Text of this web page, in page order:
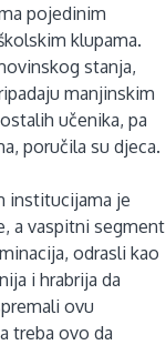
pojedinim
klupama.
stanja,
manjinskim
učenika, pa
poručila su djeca.
institucijama je
a vaspitni segment
odrasli kao
i hrabrija da
ovu
treba ovo da